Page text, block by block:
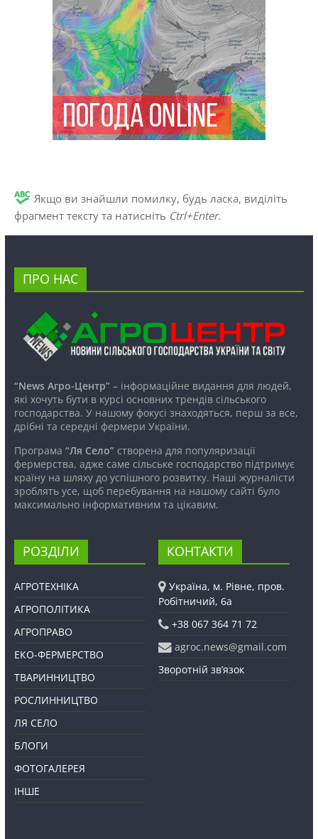
Якщо ви знайшли помилку, будь ласка, виділіть
фрагмент тексту та натисніть Ctrl+Enter.
ПРО НАС
“News Агро-Центр”– інформаційне видання для людей,
які хочуть бути в курсі основних трендів сільського
господарства. У нашому фокусі знаходяться, перш за все,
дрібні та середні фермери України.
Програма “Ля Село”створена для популяризації
фермерства, адже саме сільське господарство підтримує
країну на шляху до успішного розвитку. Наші журналісти
зроблять усе, щоб перебування на нашому сайті було
максимально інформативним та цікавим.
РОЗДІЛИ
АГРОТЕХНІКА
АГРОПОЛІТИКА
АГРОПРАВО
ЕКО-ФЕРМЕРСТВО
ТВАРИННИЦТВО
РОСЛИННИЦТВО
ЛЯ СЕЛО
БЛОГИ
ФОТОГАЛЕРЕЯ
ІНШЕ
КОНТАКТИ
Україна, м. Рівне, пров.
Робітничий, 6а
+38 067 364 71 72
agroc.news@gmail.com
Зворотній зв’язок